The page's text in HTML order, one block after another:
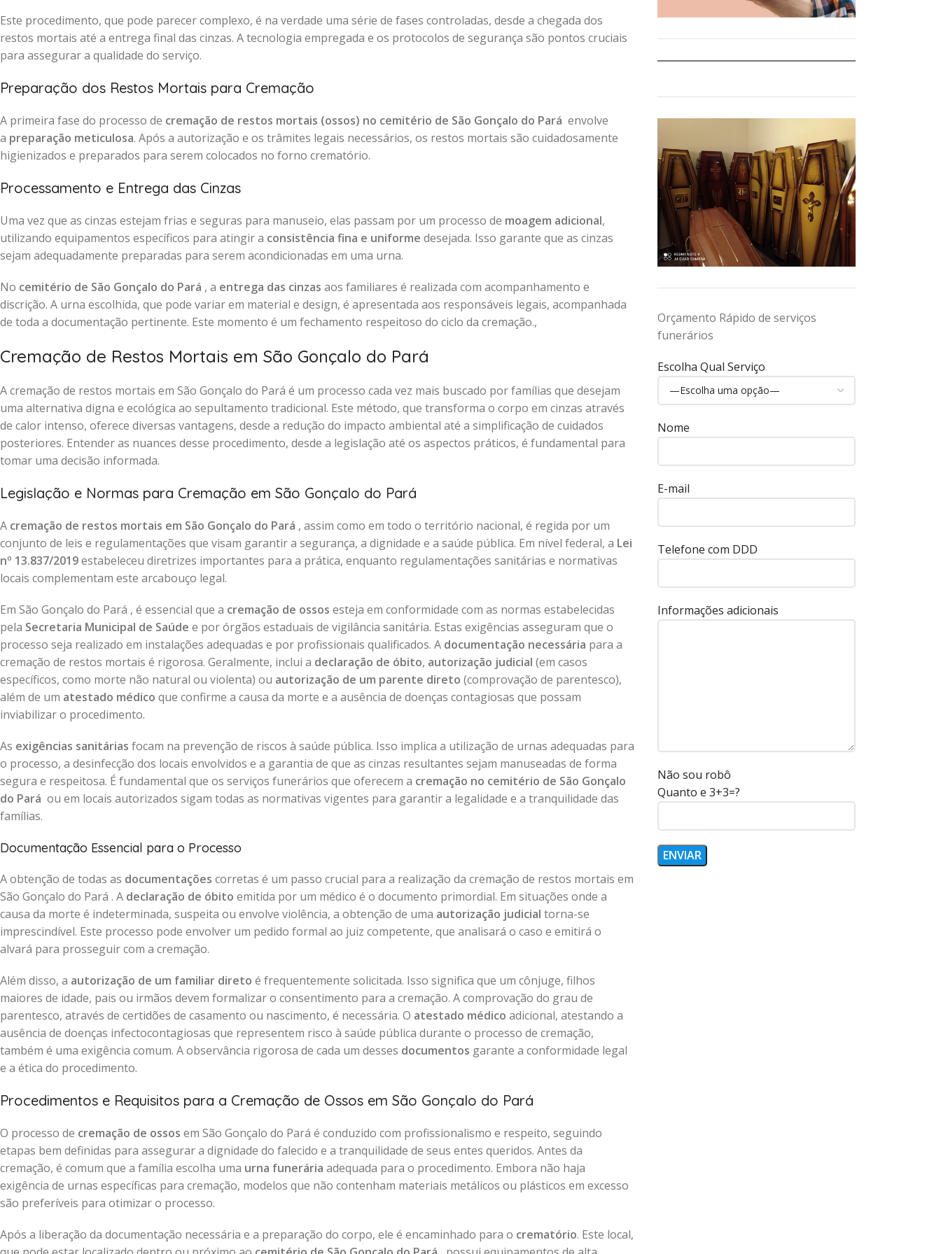
Este procedimento, que pode parecer complexo, é na verdade uma série de fases controladas, desde a chegada dos
restos mortais até a entrega final das cinzas. A tecnologia empregada e os protocolos de segurança são pontos cruciais
para assegurar a qualidade do serviço.
Preparação dos Restos Mortais para Cremação
A primeira fase do processo de cremação de restos mortais (ossos) no cemitério de São Gonçalo do Pará envolve
a preparação meticulosa. Após a autorização e os trâmites legais necessários, os restos mortais são cuidadosamente
higienizados e preparados para serem colocados no forno crematório.
Processamento e Entrega das Cinzas
Uma vez que as cinzas estejam frias e seguras para manuseio, elas passam por um processo de moagem adicional,
utilizando equipamentos específicos para atingir a consistência fina e uniforme desejada. Isso garante que as cinzas
sejam adequadamente preparadas para serem acondicionadas em uma urna.
No cemitério de São Gonçalo do Pará , a entrega das cinzas aos familiares é realizada com acompanhamento e
discrição. A urna escolhida, que pode variar em material e design, é apresentada aos responsáveis legais, acompanhada
de toda a documentação pertinente. Este momento é um fechamento respeitoso do ciclo da cremação.,
Cremação de Restos Mortais em São Gonçalo do Pará
A cremação de restos mortais em São Gonçalo do Pará é um processo cada vez mais buscado por famílias que desejam
uma alternativa digna e ecológica ao sepultamento tradicional. Este método, que transforma o corpo em cinzas através
de calor intenso, oferece diversas vantagens, desde a redução do impacto ambiental até a simplificação de cuidados
posteriores. Entender as nuances desse procedimento, desde a legislação até os aspectos práticos, é fundamental para
tomar uma decisão informada.
Legislação e Normas para Cremação em São Gonçalo do Pará
A cremação de restos mortais em São Gonçalo do Pará , assim como em todo o território nacional, é regida por um
conjunto de leis e regulamentações que visam garantir a segurança, a dignidade e a saúde pública. Em nível federal, a Lei
nº 13.837/2019estabeleceu diretrizes importantes para a prática, enquanto regulamentações sanitárias e normativas
locais complementam este arcabouço legal.
Em São Gonçalo do Pará , é essencial que a cremação de ossos esteja em conformidade com as normas estabelecidas
pela Secretaria Municipal de Saúde e por órgãos estaduais de vigilância sanitária. Estas exigências asseguram que o
processo seja realizado em instalações adequadas e por profissionais qualificados. A documentação necessária para a
cremação de restos mortais é rigorosa. Geralmente, inclui a declaração de óbito, autorização judicial (em casos
específicos, como morte não natural ou violenta) ou autorização de um parente direto (comprovação de parentesco),
além de um atestado médico que confirme a causa da morte e a ausência de doenças contagiosas que possam
inviabilizar o procedimento.
As exigências sanitárias focam na prevenção de riscos à saúde pública. Isso implica a utilização de urnas adequadas para
o processo, a desinfecção dos locais envolvidos e a garantia de que as cinzas resultantes sejam manuseadas de forma
segura e respeitosa. É fundamental que os serviços funerários que oferecem a cremação no cemitério de São Gonçalo
do Pará ou em locais autorizados sigam todas as normativas vigentes para garantir a legalidade e a tranquilidade das
famílias.
Documentação Essencial para o Processo
A obtenção de todas as documentações corretas é um passo crucial para a realização da cremação de restos mortais em
São Gonçalo do Pará . A declaração de óbito emitida por um médico é o documento primordial. Em situações onde a
causa da morte é indeterminada, suspeita ou envolve violência, a obtenção de uma autorização judicial torna-se
imprescindível. Este processo pode envolver um pedido formal ao juiz competente, que analisará o caso e emitirá o
alvará para prosseguir com a cremação.
Além disso, a autorização de um familiar direto é frequentemente solicitada. Isso significa que um cônjuge, filhos
maiores de idade, pais ou irmãos devem formalizar o consentimento para a cremação. A comprovação do grau de
parentesco, através de certidões de casamento ou nascimento, é necessária. O atestado médico adicional, atestando a
ausência de doenças infectocontagiosas que representem risco à saúde pública durante o processo de cremação,
também é uma exigência comum. A observância rigorosa de cada um desses documentos garante a conformidade legal
e a ética do procedimento.
Procedimentos e Requisitos para a Cremação de Ossos em São Gonçalo do Pará
O processo de cremação de ossos em São Gonçalo do Pará é conduzido com profissionalismo e respeito, seguindo
etapas bem definidas para assegurar a dignidade do falecido e a tranquilidade de seus entes queridos. Antes da
cremação, é comum que a família escolha uma urna funerária adequada para o procedimento. Embora não haja
exigência de urnas específicas para cremação, modelos que não contenham materiais metálicos ou plásticos em excesso
são preferíveis para otimizar o processo.
Após a liberação da documentação necessária e a preparação do corpo, ele é encaminhado para o crematório. Este local,
Orçamento Rápido de serviços
funerários
Escolha Qual Serviço
Nome
E-mail
Telefone com DDD
Informações adicionais
Não sou robô
Quanto e 3+3=?